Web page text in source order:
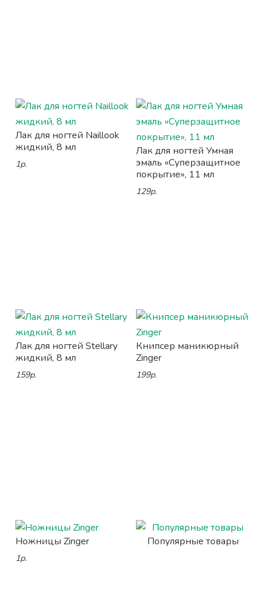
Лак для ногтей Naillook
жидкий, 8 мл
1р.
Лак для ногтей Умная
эмаль «Суперзащитное
покрытие», 11 мл
129р.
Лак для ногтей Stellary
жидкий, 8 мл
159р.
Книпсер маникюрный
Zinger
199р.
Ножницы Zinger
1р.
Популярные товары